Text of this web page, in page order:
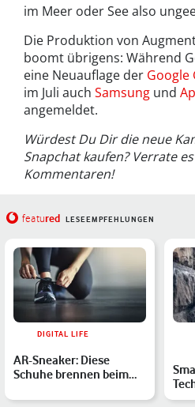
im Meer oder See also
Die Produktion von
boomt übrigens: Während
eine Neuauflage der Google
im Juli auch Samsung und
angemeldet.
Würdest Du Dir die neue
Snapchat kaufen? Verrate
Kommentaren!
featured LESEEMPFEHLUNGEN
DIGITAL LIFE
AR-Sneaker: Diese
Schuhe brennen beim